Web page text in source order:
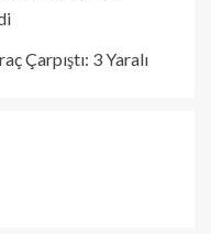
Çarpıştı: 3 Yaralı